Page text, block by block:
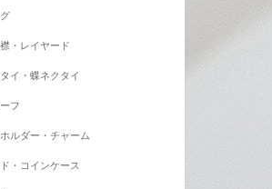
・レイヤード
イ・蝶ネクタイ
フ
ルダー・チャーム
・コインケース